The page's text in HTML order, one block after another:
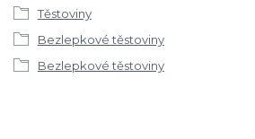
Těstoviny
Bezlepkové těstoviny
Bezlepkové těstoviny